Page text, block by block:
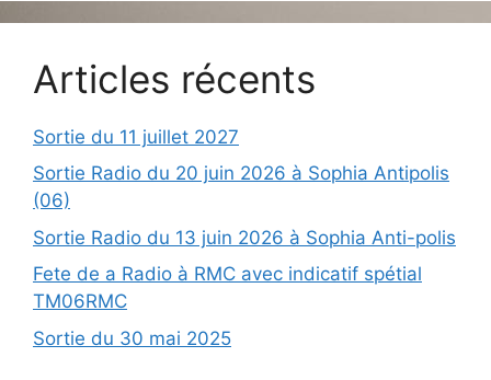
Articles récents
Sortie du 11 juillet 2027
Sortie Radio du 20 juin 2026 à Sophia Antipolis
(06)
Sortie Radio du 13 juin 2026 à Sophia Anti-polis
Fete de a Radio à RMC avec indicatif spétial
TM06RMC
Sortie du 30 mai 2025